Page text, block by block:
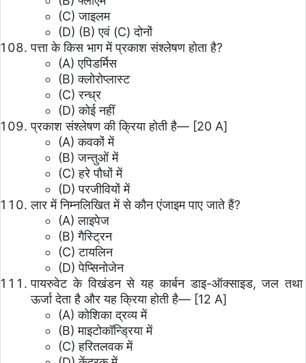
(C) जाइलम
(D) (B) एवं (C) दोनों
पत्ता के किस भाग में प्रकाश संश्लेषण होता है?
(A) एपिडर्मिस
(B) क्लोरोप्लास्ट
(C) रन्ध्र
(D) कोई नहीं
प्रकाश संश्लेषण की क्रिया होती है— [20 A]
(A) कवकों में
(B) जन्तुओं में
(C) हरे पौधों में
(D) परजीवियों में
लार में निम्नलिखित में से कौन एंजाइम पाए जाते हैं?
(A) लाइपेज
(B) गैस्ट्रिन
(C) टायलिन
(D) पेप्सिनोजेन
पायरुवेट के विखंडन से यह कार्बन डाइ-ऑक्साइड, जल तथा
ऊर्जा देता है और यह क्रिया होती है— [12 A]
(A) कोशिका द्रव्य में
(B) माइटोकॉन्ड्रिया में
(C) हरितलवक में